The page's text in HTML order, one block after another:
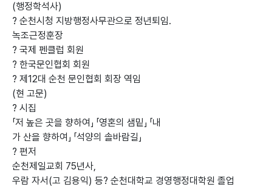
(행정학석사)
? 순천시청 지방행정사무관으로 정년퇴임.
녹조근정훈장
? 국제 펜클럽 회원
? 한국문인협회 회원
? 제12대 순천 문인협회 회장 역임
(현 고문)
? 시집
「저 높은 곳을 향하여」 「영혼의 샘밑」 「내
가 산을 향하여」 「석양의 솔바람길」
? 편저
순천제일교회 75년사,
우람 자서(고 김용익) 등? 순천대학교 경영행정대학원 졸업